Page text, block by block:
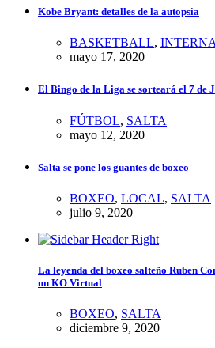
Kobe Bryant: detalles de la autopsia
BASKETBALL,
mayo 17, 2020
El Bingo de la Liga se sorteará el 7 de
FÚTBOL, SALTA
mayo 12, 2020
Salta se pone los guantes de boxeo
BOXEO, LOCAL, SALTA
julio 9, 2020
La leyenda del boxeo salteño Ruben
un KO Virtual
BOXEO, SALTA
diciembre 9, 2020